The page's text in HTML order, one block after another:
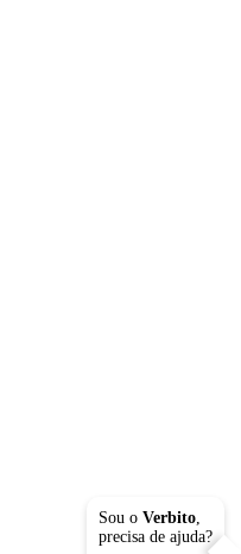
Sou o Verbito,
precisa de ajuda?